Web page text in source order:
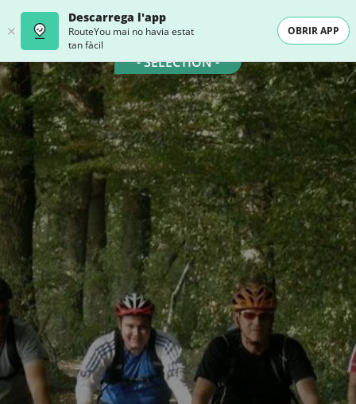
Descarrega l'app
RouteYou mai no havia estat
tan fàcil
OBRIR APP
- SELECTION -